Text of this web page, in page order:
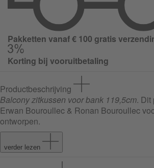
Pakketten vanaf € 100 gratis
Korting bij vooruitbetaling
Productbeschrijving
Balcony zitkussen voor bank 119,5cm. Dit
Erwan Bouroullec & Ronan Bouroullec
ontworpen.
verder lezen